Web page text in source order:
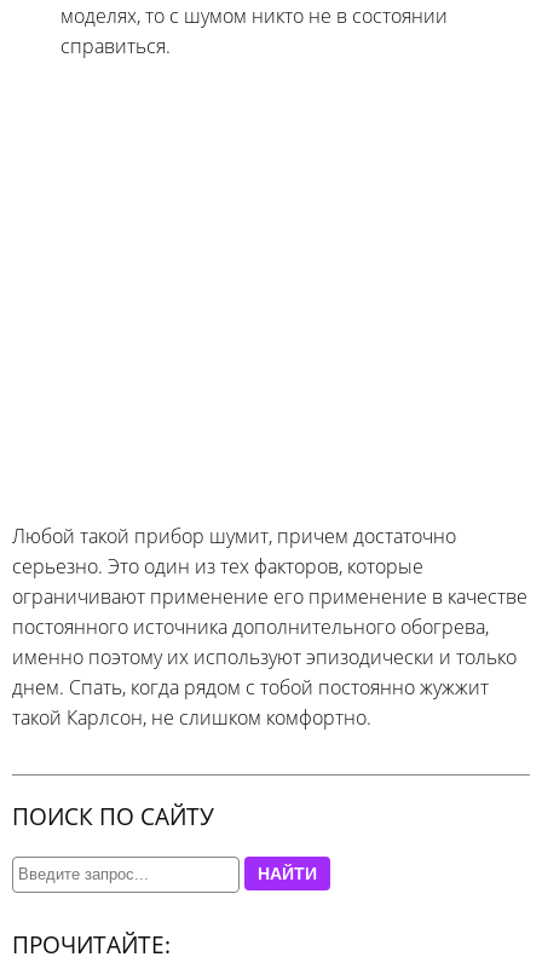
моделях, то с шумом никто не в состоянии
справиться.
Любой такой прибор шумит, причем достаточно
серьезно. Это один из тех факторов, которые
ограничивают применение его применение в качестве
постоянного источника дополнительного обогрева,
именно поэтому их используют эпизодически и только
днем. Спать, когда рядом с тобой постоянно жужжит
такой Карлсон, не слишком комфортно.
ПОИСК ПО САЙТУ
НАЙТИ
ПРОЧИТАЙТЕ: